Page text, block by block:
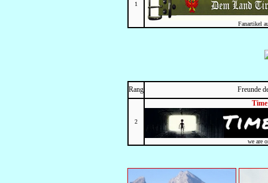
1
Fanartikel
Rang Freunde
2
we are